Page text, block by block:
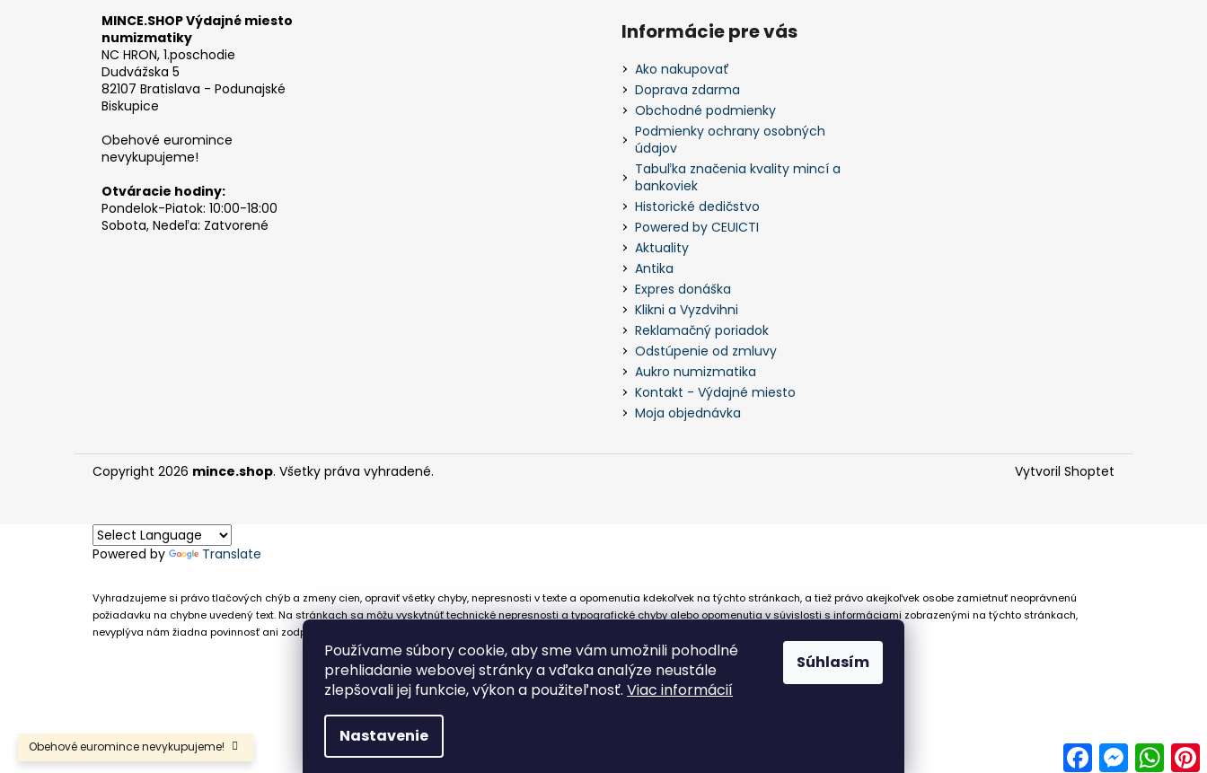
Používame súbory cookie, aby sme vám umožnili pohodlné
prehliadanie webovej stránky a vďaka analýze neustále
zlepšovali jej funkcie, výkon a použiteľnosť. Viac informácií
Nastavenie
Súhlasím
Obehové euromince nevykupujeme!
MINCE.SHOP Výdajné miesto
numizmatiky
NC HRON, 1.poschodie
Dudvážska 5
82107 Bratislava - Podunajské
Biskupice
Obehové euromince
nevykupujeme!
Otváracie hodiny:
Pondelok-Piatok: 10:00-18:00
Sobota, Nedeľa: Zatvorené
Informácie pre vás
Ako nakupovať
Doprava zdarma
Obchodné podmienky
Podmienky ochrany osobných
údajov
Tabuľka značenia kvality mincí a
bankoviek
Historické dedičstvo
Powered by CEUICTI
Aktuality
Antika
Expres donáška
Klikni a Vyzdvihni
Reklamačný poriadok
Odstúpenie od zmluvy
Aukro numizmatika
Kontakt - Výdajné miesto
Moja objednávka
Vytvoril Shoptet
Copyright 2026 mince.shop. Všetky práva vyhradené.
FacebookMessenger
Powered by Translate
Vyhradzujeme si právo tlačových chýb a zmeny cien, opraviť všetky chyby, nepresnosti v texte a opomenutia kdekoľvek na týchto stránkach, a tiež právo akejkoľvek osobe zamietnuť neoprávnenú
požiadavku na chybne uvedený text. Na stránkach sa môžu vyskytnúť technické nepresnosti a typografické chyby alebo opomenutia v súvislosti s informáciami zobrazenými na týchto stránkach,
nevyplýva nám žiadna povinnosť ani zodpovednosť v prípade, že sa spoliehajú na nepresné informácie poskytované na týchto stránkach.